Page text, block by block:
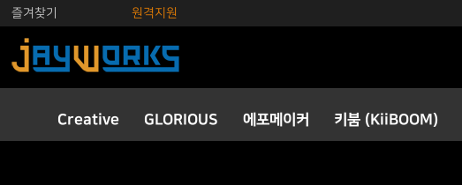
즐겨찾기 원격지원
Creative GLORIOUS 에포메이커 키붐 (KiiBOOM)